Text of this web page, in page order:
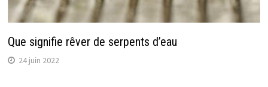
Que signifie rêver de serpents d’eau
24 juin 2022